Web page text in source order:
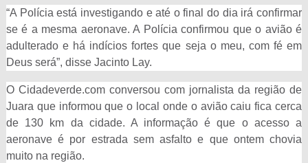
“A Polícia está investigando e até o final do dia irá confirmar
se é a mesma aeronave. A Polícia confirmou que o avião é
adulterado e há indícios fortes que seja o meu, com fé em
Deus será”, disse Jacinto Lay.
O Cidadeverde.com conversou com jornalista da região de
Juara que informou que o local onde o avião caiu fica cerca
de 130 km da cidade. A informação é que o acesso a
aeronave é por estrada sem asfalto e que ontem chovia
muito na região.